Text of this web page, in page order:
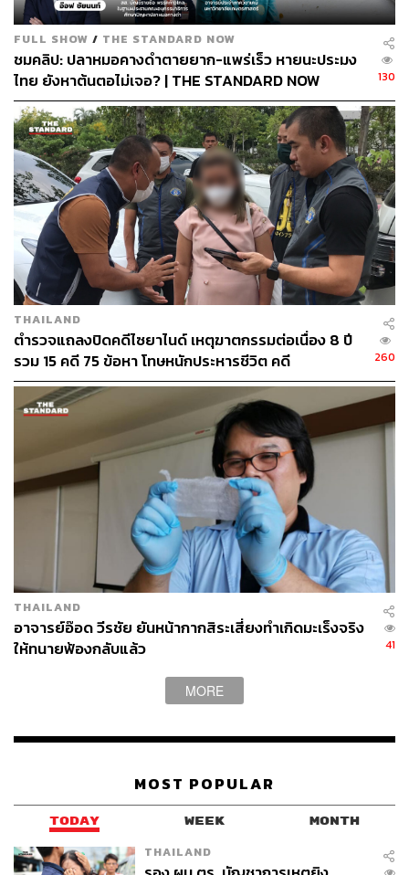
FULL SHOW / THE STANDARD NOW
ชมคลิป: ปลาหมอคางดำตายยาก-แพร่เร็ว หายนะประมง
ไทย ยังหาต้นตอไม่เจอ? | THE STANDARD NOW
130
THAILAND
ตำรวจแถลงปิดคดีไซยาไนด์ เหตุฆาตกรรมต่อเนื่อง 8 ปี
รวม 15 คดี 75 ข้อหา โทษหนักประหารชีวิต คดี
ประวัติศาสตร์ที่ใช้ชุดสืบสวนมากที่สุด
260
THAILAND
อาจารย์อ๊อด วีรชัย ยันหน้ากากสิระเสี่ยงทำเกิดมะเร็งจริง
ให้ทนายฟ้องกลับแล้ว
41
MORE
MOST POPULAR
TODAY WEEK MONTH
THAILAND